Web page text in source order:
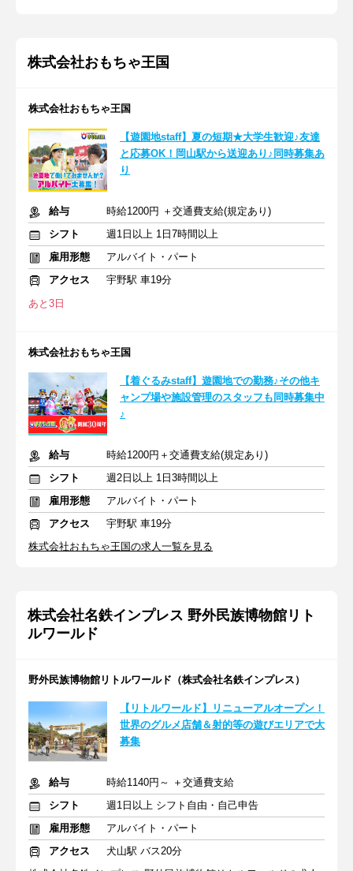
株式会社おもちゃ王国
株式会社おもちゃ王国
【遊園地staff】夏の短期★大学生歓迎♪友達
と応募OK！岡山駅から送迎あり♪同時募集あ
り
給与
時給1200円 ＋交通費支給(規定あり)
シフト
週1日以上 1日7時間以上
雇用形態
アルバイト・パート
アクセス
宇野駅 車19分
あと3日
株式会社おもちゃ王国
【着ぐるみstaff】遊園地での勤務♪その他キ
ャンプ場や施設管理のスタッフも同時募集中
♪
給与
時給1200円＋交通費支給(規定あり)
シフト
週2日以上 1日3時間以上
雇用形態
アルバイト・パート
アクセス
宇野駅 車19分
株式会社おもちゃ王国の求人一覧を見る
株式会社名鉄インプレス 野外民族博物館リト
ルワールド
野外民族博物館リトルワールド（株式会社名鉄インプレス）
【リトルワールド】リニューアルオープン！
世界のグルメ店舗＆射的等の遊びエリアで大
募集
給与
時給1140円～ ＋交通費支給
シフト
週1日以上 シフト自由・自己申告
雇用形態
アルバイト・パート
アクセス
犬山駅 バス20分